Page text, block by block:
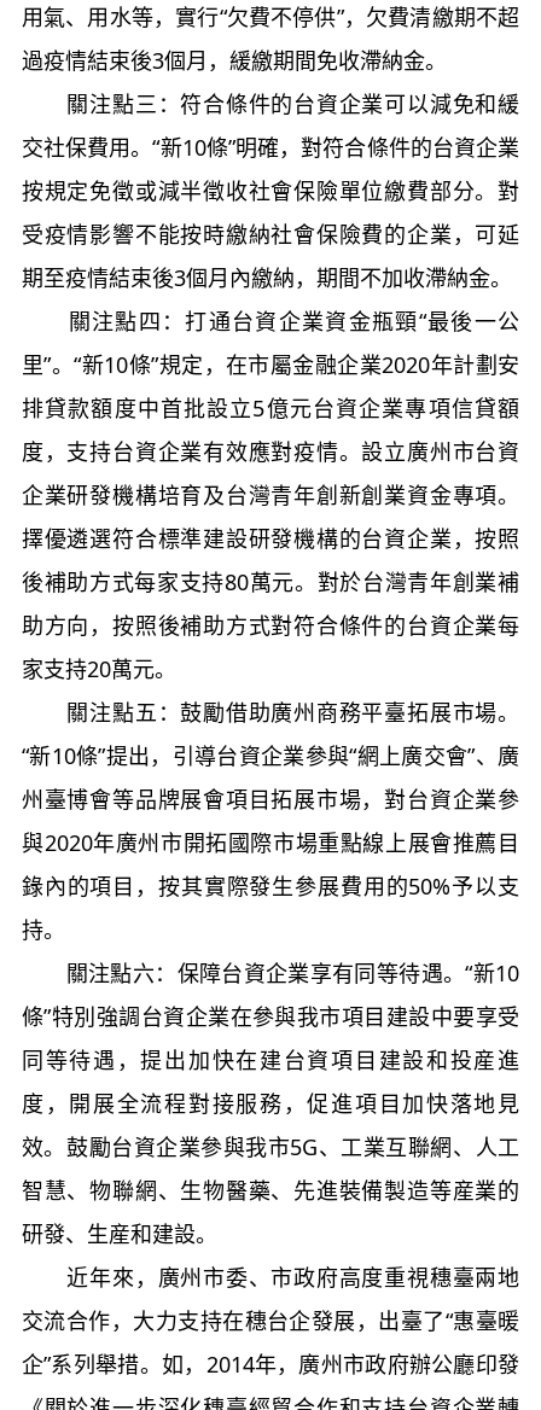
用氣、用水等，實行“欠費不停供”，欠費清繳期不超
過疫情結束後3個月，緩繳期間免收滯納金。
關注點三：符合條件的台資企業可以減免和緩
交社保費用。“新10條”明確，對符合條件的台資企業
按規定免徵或減半徵收社會保險單位繳費部分。對
受疫情影響不能按時繳納社會保險費的企業，可延
期至疫情結束後3個月內繳納，期間不加收滯納金。
關注點四：打通台資企業資金瓶頸“最後一公
里”。“新10條”規定，在市屬金融企業2020年計劃安
排貸款額度中首批設立5億元台資企業專項信貸額
度，支持台資企業有效應對疫情。設立廣州市台資
企業研發機構培育及台灣青年創新創業資金專項。
擇優遴選符合標準建設研發機構的台資企業，按照
後補助方式每家支持80萬元。對於台灣青年創業補
助方向，按照後補助方式對符合條件的台資企業每
家支持20萬元。
關注點五：鼓勵借助廣州商務平臺拓展市場。
“新10條”提出，引導台資企業參與“網上廣交會”、廣
州臺博會等品牌展會項目拓展市場，對台資企業參
與2020年廣州市開拓國際市場重點線上展會推薦目
錄內的項目，按其實際發生參展費用的50%予以支
持。
關注點六：保障台資企業享有同等待遇。“新10
條”特別強調台資企業在參與我市項目建設中要享受
同等待遇，提出加快在建台資項目建設和投産進
度，開展全流程對接服務，促進項目加快落地見
效。鼓勵台資企業參與我市5G、工業互聯網、人工
智慧、物聯網、生物醫藥、先進裝備製造等産業的
研發、生産和建設。
近年來，廣州市委、市政府高度重視穗臺兩地
交流合作，大力支持在穗台企發展，出臺了“惠臺暖
企”系列舉措。如，2014年，廣州市政府辦公廳印發